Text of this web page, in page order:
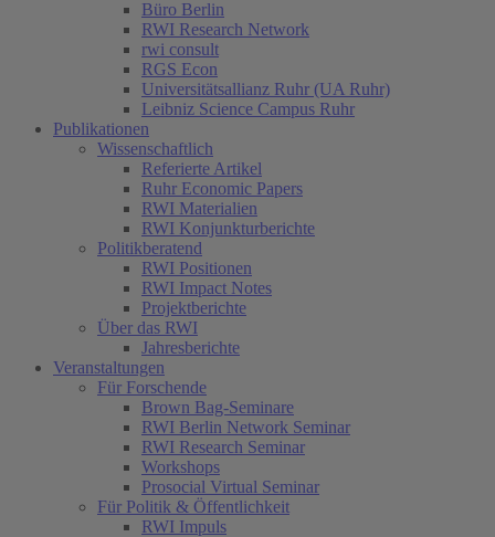
Büro Berlin
RWI Research Network
rwi consult
RGS Econ
Universitätsallianz Ruhr (UA Ruhr)
Leibniz Science Campus Ruhr
Publikationen
Wissenschaftlich
Referierte Artikel
Ruhr Economic Papers
RWI Materialien
RWI Konjunkturberichte
Politikberatend
RWI Positionen
RWI Impact Notes
Projektberichte
Über das RWI
Jahresberichte
Veranstaltungen
Für Forschende
Brown Bag-Seminare
RWI Berlin Network Seminar
RWI Research Seminar
Workshops
Prosocial Virtual Seminar(current)
Für Politik & Öffentlichkeit
RWI Impuls